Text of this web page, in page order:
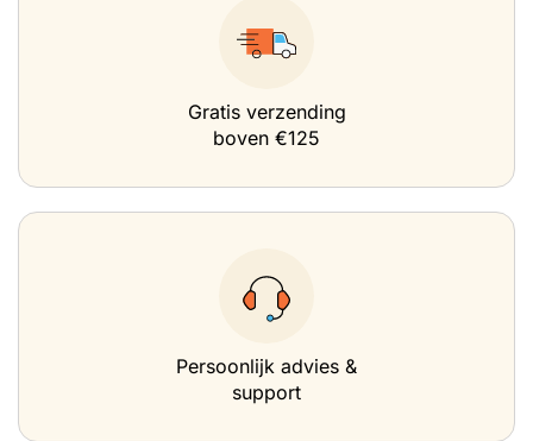
Gratis verzending
boven €125
Persoonlijk advies &
support